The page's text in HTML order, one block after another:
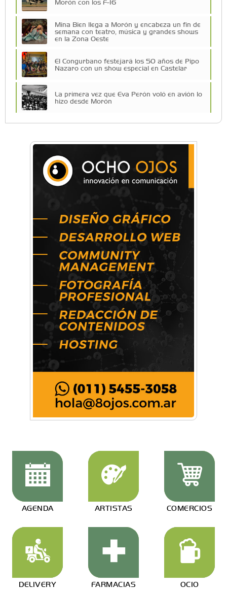
Morón con los F-16
Mina Bien llega a Morón y encabeza un fin de
semana con teatro, música y grandes shows
en la Zona Oeste
El Congurbano festejará los 50 años de Pipo
Nazaro con un show especial en Castelar
La primera vez que Eva Perón voló en avión lo
hizo desde Morón
Mariana Croce: "Hoy las empresas necesitan
un asesoramiento integral para crecer con
seguridad"
Música, teatro, yoga, danza y mucho más:
Conocé todos los talleres para aprender y
AGENDA ARTISTAS COMERCIOS
DELIVERY FARMACIAS OCIO